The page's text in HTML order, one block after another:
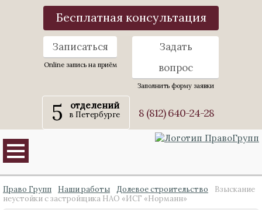
Бесплатная консультация
Записаться
Online запись на приём
Задать
вопрос
Заполнить форму заявки
5 отделений
в Петербурге 8 (812) 640-24-28
Право Групп Наши работы Долевое строительство
Взыскание
неустойки с застройщика НАО «ИСГ «Норманн»